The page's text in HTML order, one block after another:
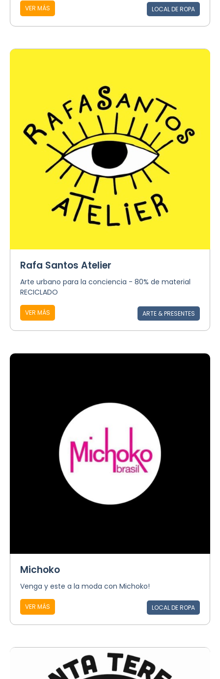
VER MÁS LOCAL DE ROPA
Rafa Santos Atelier
Arte urbano para la conciencia - 80% de material
RECICLADO
VER MÁS ARTE & PRESENTES
Michoko
Venga y este a la moda con Michoko!
VER MÁS LOCAL DE ROPA